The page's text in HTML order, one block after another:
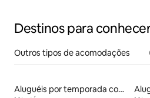
Destinos para
Outros tipos de acomodações
Aluguéis por temporada com acesso ao lago